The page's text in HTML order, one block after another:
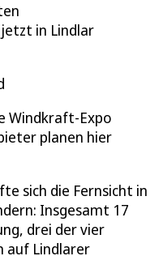
in Lindlar
Windkraft-Expo
planen hier
sich die Fernsicht in
Insgesamt 17
drei der vier
auf Lindlarer